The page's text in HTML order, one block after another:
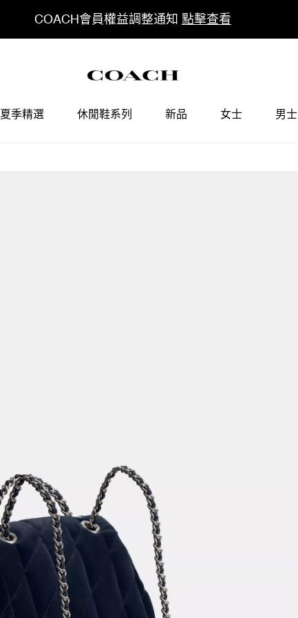
COACH會員權益調整通知 點擊查看
夏季精選 休閒鞋系列 新品 女士 男士